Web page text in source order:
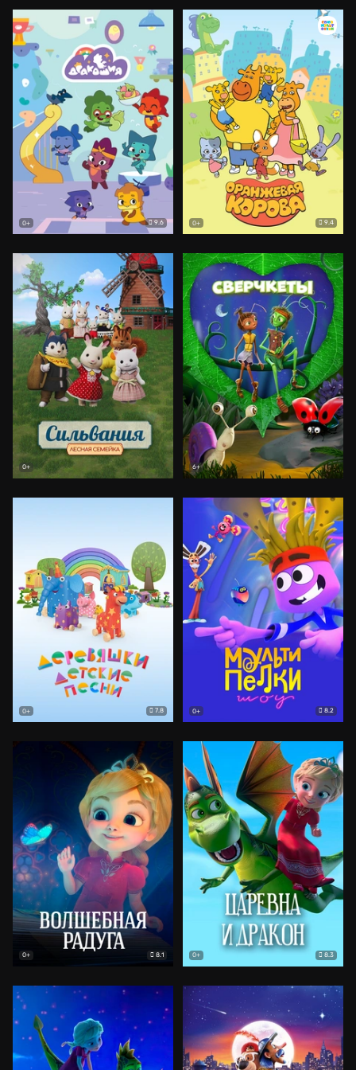
0+ 9.6 0+ 9.4
0+ 6+
0+ 7.8 0+ 8.2
0+ 8.1 0+ 8.3